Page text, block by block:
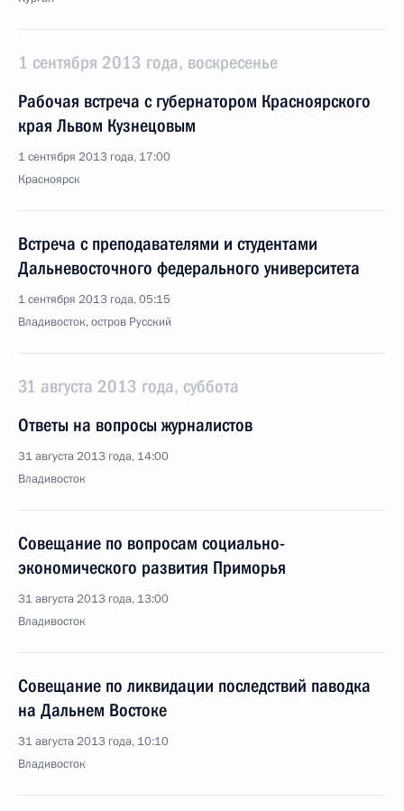
1 сентября 2013 года, воскресенье
Рабочая встреча с губернатором Красноярского
края Львом Кузнецовым
1 сентября 2013 года, 17:00
Красноярск
Встреча с преподавателями и студентами
Дальневосточного федерального университета
1 сентября 2013 года, 05:15
Владивосток, остров Русский
31 августа 2013 года, суббота
Ответы на вопросы журналистов
31 августа 2013 года, 14:00
Владивосток
Совещание по вопросам социально-
экономического развития Приморья
31 августа 2013 года, 13:00
Владивосток
Совещание по ликвидации последствий паводка
на Дальнем Востоке
31 августа 2013 года, 10:10
Владивосток